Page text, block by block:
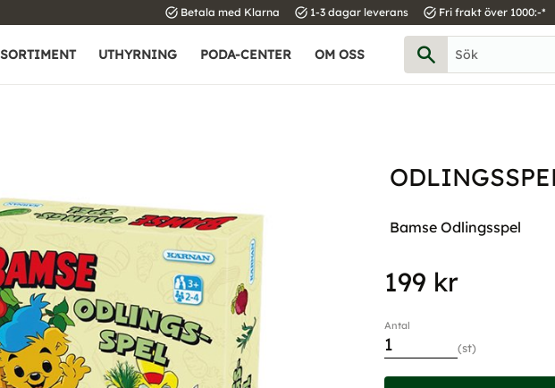
task_alt Betala med Klarna task_alt 1-3 dagar leverans task_alt Fri frakt över 1000:-*
SORTIMENT UTHYRNING PODA-CENTER OM OSS
Bamse Odlingsspel
199 kr
Antal
st